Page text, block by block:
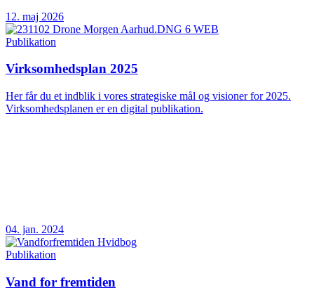
12. maj 2026
Publikation
Virksomhedsplan 2025
Her får du et indblik i vores strategiske mål og visioner for 2025.
Virksomhedsplanen er en digital publikation.
04. jan. 2024
Publikation
Vand for fremtiden